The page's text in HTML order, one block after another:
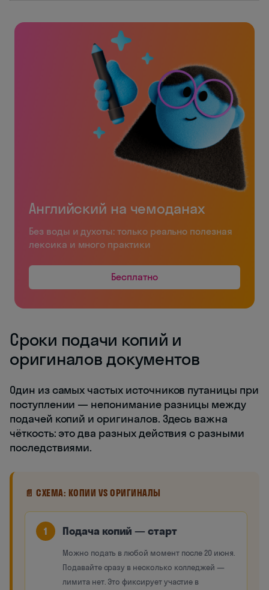
Английский на чемоданах
Без воды и духоты: только реально полезная
лексика и много практики
Бесплатно
Сроки подачи копий и
оригиналов документов
Один из самых частых источников путаницы при
поступлении — непонимание разницы между
подачей копий и оригиналов. Здесь важна
чёткость: это два разных действия с разными
последствиями.
📄 СХЕМА: КОПИИ VS ОРИГИНАЛЫ
1 Подача копий — старт
Можно подать в любой момент после 20 июня.
Подавайте сразу в несколько колледжей —
лимита нет. Это фиксирует участие в